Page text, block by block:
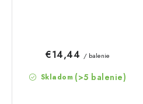
Skladom (>5 balenie)
€14,44 / balenie